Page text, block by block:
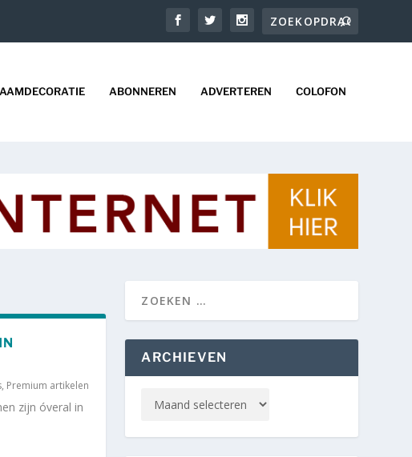
ABONNEREN ADVERTEREN COLOFON
, Premium artikelen
zijn óveral in
ARCHIEVEN